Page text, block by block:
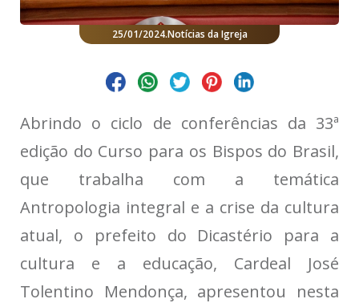
25/01/2024.Notícias da Igreja
Abrindo o ciclo de conferências da 33ª
edição do Curso para os Bispos do Brasil,
que trabalha com a temática
Antropologia integral e a crise da cultura
atual, o prefeito do Dicastério para a
cultura e a educação, Cardeal José
Tolentino Mendonça, apresentou nesta